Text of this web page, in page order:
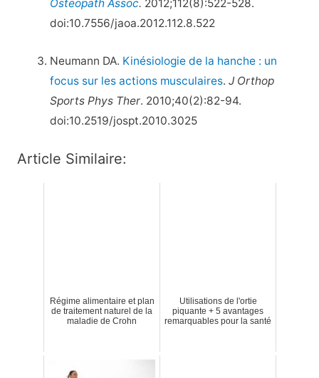
Osteopath Assoc. 2012;112(8):522-528.
doi:10.7556/jaoa.2012.112.8.522
Neumann DA. Kinésiologie de la hanche : un
focus sur les actions musculaires.J Orthop
Sports Phys Ther. 2010;40(2):82-94.
doi:10.2519/jospt.2010.3025
Article Similaire:
Régime alimentaire et plan
de traitement naturel de la
maladie de Crohn
Utilisations de l'ortie
piquante + 5 avantages
remarquables pour la santé